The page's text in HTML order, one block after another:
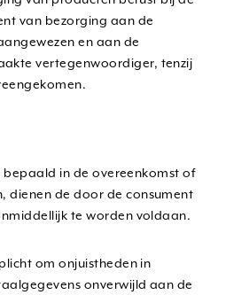
van bezorging aan de
en aan de
vertegenwoordiger, tenzij
bepaald in de overeenkomst of
dienen de door de consument
te worden voldaan.
om onjuistheden in
onverwijld aan de